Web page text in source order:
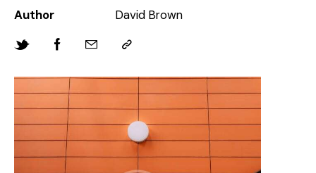
Author
David Brown